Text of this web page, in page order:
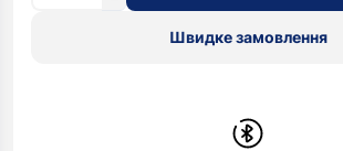
Швидке замовлення